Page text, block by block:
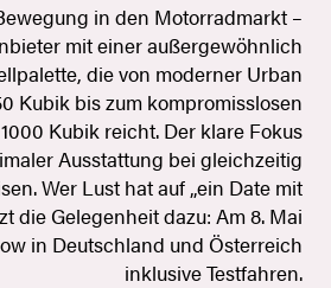
in den Motorradmarkt –
mit einer außergewöhnlich
die von moderner Urban
Kubik bis zum kompromisslosen
Kubik reicht. Der klare Fokus
Ausstattung bei gleichzeitig
Wer Lust hat auf „ein Date mit
die Gelegenheit dazu: Am 8. Mai
in Deutschland und Österreich
inklusive Testfahren.